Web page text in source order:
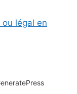
légal en